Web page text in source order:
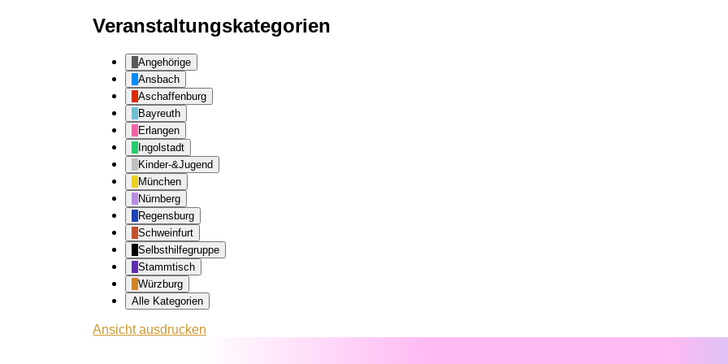
Veranstaltungskategorien
Angehörige
Ansbach
Aschaffenburg
Bayreuth
Erlangen
Ingolstadt
Kinder-&Jugend
München
Nürnberg
Regensburg
Schweinfurt
Selbsthilfegruppe
Stammtisch
Würzburg
Alle Kategorien
Ansichtausdrucken